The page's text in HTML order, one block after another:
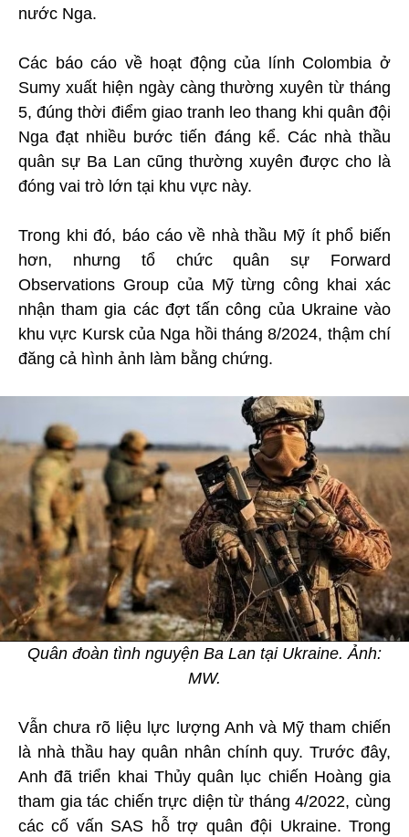
nước Nga.
Các báo cáo về hoạt động của lính Colombia ở
Sumy xuất hiện ngày càng thường xuyên từ tháng
5, đúng thời điểm giao tranh leo thang khi quân đội
Nga đạt nhiều bước tiến đáng kể. Các nhà thầu
quân sự Ba Lan cũng thường xuyên được cho là
đóng vai trò lớn tại khu vực này.
Trong khi đó, báo cáo về nhà thầu Mỹ ít phổ biến
hơn, nhưng tổ chức quân sự Forward
Observations Group của Mỹ từng công khai xác
nhận tham gia các đợt tấn công của Ukraine vào
khu vực Kursk của Nga hồi tháng 8/2024, thậm chí
đăng cả hình ảnh làm bằng chứng.
Quân đoàn tình nguyện Ba Lan tại Ukraine. Ảnh:
MW.
Vẫn chưa rõ liệu lực lượng Anh và Mỹ tham chiến
là nhà thầu hay quân nhân chính quy. Trước đây,
Anh đã triển khai Thủy quân lục chiến Hoàng gia
tham gia tác chiến trực diện từ tháng 4/2022, cùng
các cố vấn SAS hỗ trợ quân đội Ukraine. Trong